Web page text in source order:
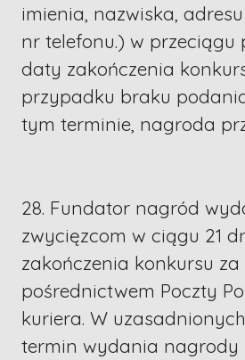
imienia, nazwiska,
nr telefonu.) w przeciągu
daty zakończenia
przypadku braku
tym terminie, nagroda
28. Fundator nagród
zwycięzcom w ciągu 21
zakończenia konkursu za
pośrednictwem Poczty
kuriera. W
termin wydania nagrody